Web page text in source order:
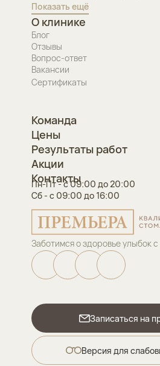
Заботимся о здоровье улыбок с
Записаться на
Версия для
Показать ещё
О клинике
Блог
Отзывы
Вопрос-ответ
Вакансии
Сертификаты
Команда
Цены
Результаты работ
Акции
Контакты
Пн-Пт - с 09:00 до 20:00
Сб - с 09:00 до 16:00